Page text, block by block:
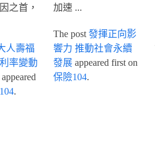
之首，
人壽福
率變動
.
加速 ...
The post 發揮正向影
響力 推動社會永續
發展appeared first on
保險104.